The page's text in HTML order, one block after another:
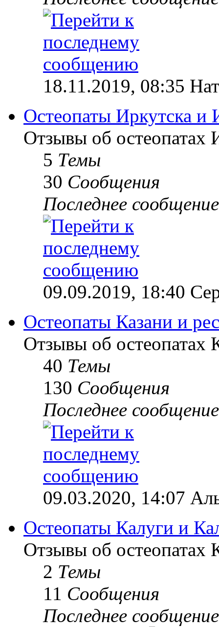
18.11.2019, 08:35
Остеопаты Иркутска и
Отзывы об остеопатах
5 Темы
30 Сообщения
Последнее сообщение
09.09.2019, 18:40
Остеопаты Казани и
Отзывы об остеопатах
40 Темы
130 Сообщения
Последнее сообщение
09.03.2020, 14:07
Остеопаты Калуги и
Отзывы об остеопатах
2 Темы
11 Сообщения
Последнее сообщение